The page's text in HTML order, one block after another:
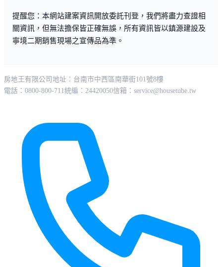
提醒您：本網站建案資訊開放委託刊登，我們將盡力查證相
關資訊，但無法擔保皆正確無誤，所有資訊皆以鎮源建設及
寧境二期銷售現場之宣傳品為準。
房地王有限公司 地址：台南市中西區南華街101號8樓
電話：0800-800-711統編：24420050信箱： service@housetube.tw